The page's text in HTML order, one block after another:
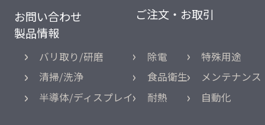
お問い合わせ
ご注文・お取引
製品情報
バリ取り/研磨
清掃/洗浄
半導体/ディスプレイ
除電
食品衛生
耐熱
特殊用途
メンテナンス
自動化